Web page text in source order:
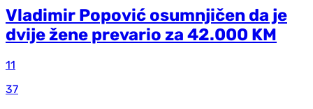
Vladimir Popović osumnjičen da je
dvije žene prevario za 42.000 KM
11
37